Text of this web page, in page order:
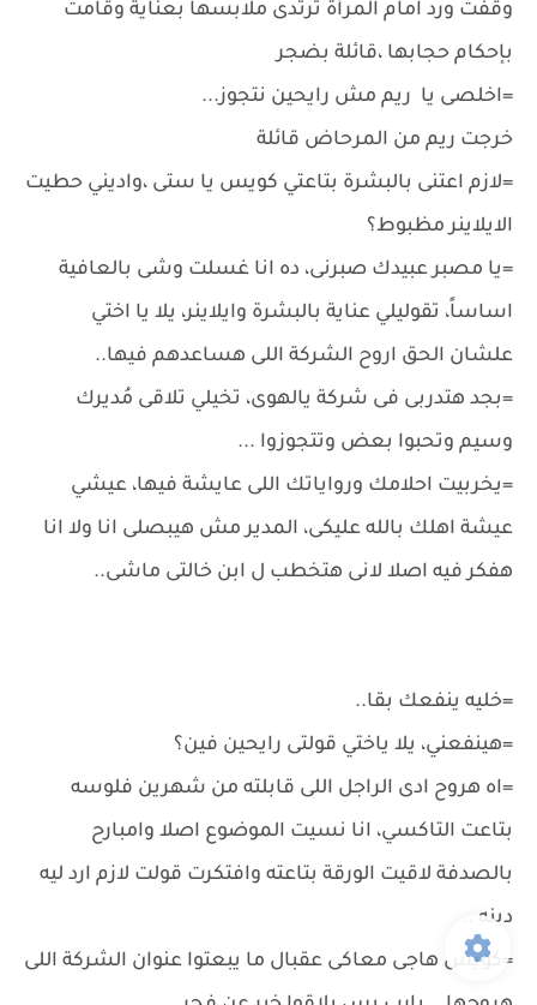
وقفت ورد امام المرأة ترتدى ملابسها بعناية وقامت
بإحكام حجابها ،قائلة بضجر
=اخلصى يا ريم مش رايحين نتجوز...
خرجت ريم من المرحاض قائلة
=لازم اعتنى بالبشرة بتاعتي كويس يا ستى ،واديني حطيت
الايلاينر مظبوط؟
=يا مصبر عبيدك صبرنى، ده انا غسلت وشى بالعافية
اساساً، تقوليلي عناية بالبشرة وايلاينر، يلا يا اختي
علشان الحق اروح الشركة اللى هساعدهم فيها..
=بجد هتدربى فى شركة يالهوى، تخيلي تلاقى مُديرك
وسيم وتحبوا بعض وتتجوزوا ...
=يخربيت احلامك ورواياتك اللى عايشة فيها، عيشي
عيشة اهلك بالله عليكى، المدير مش هيبصلى انا ولا انا
هفكر فيه اصلا لانى هتخطب ل ابن خالتى ماشى..
=خليه ينفعك بقا..
=هينفعني، يلا ياختي قولتى رايحين فين؟
=اه هروح ادى الراجل اللى قابلته من شهرين فلوسه
بتاعت التاكسي، انا نسيت الموضوع اصلا وامبارح
بالصدفة لاقيت الورقة بتاعته وافتكرت قولت لازم ارد ليه
دينه ..
=كويس هاجى معاكى عقبال ما يبعتوا عنوان الشركة اللى